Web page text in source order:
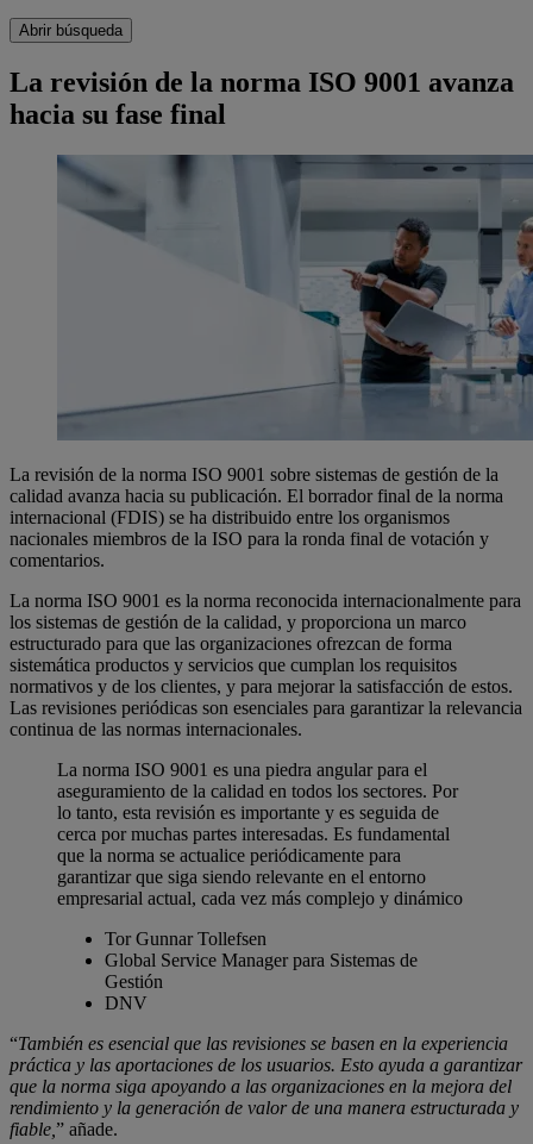
Abrir búsqueda
La revisión de la norma ISO 9001 avanza
hacia su fase final
La revisión de la norma ISO 9001 sobre sistemas de gestión de la
calidad avanza hacia su publicación. El borrador final de la norma
internacional (FDIS) se ha distribuido entre los organismos
nacionales miembros de la ISO para la ronda final de votación y
comentarios.
La norma ISO 9001 es la norma reconocida internacionalmente para
los sistemas de gestión de la calidad, y proporciona un marco
estructurado para que las organizaciones ofrezcan de forma
sistemática productos y servicios que cumplan los requisitos
normativos y de los clientes, y para mejorar la satisfacción de estos.
Las revisiones periódicas son esenciales para garantizar la relevancia
continua de las normas internacionales.
La norma ISO 9001 es una piedra angular para el
aseguramiento de la calidad en todos los sectores. Por
lo tanto, esta revisión es importante y es seguida de
cerca por muchas partes interesadas. Es fundamental
que la norma se actualice periódicamente para
garantizar que siga siendo relevante en el entorno
empresarial actual, cada vez más complejo y dinámico
Tor Gunnar Tollefsen
Global Service Manager para Sistemas de
Gestión
DNV
“También es esencial que las revisiones se basen en la experiencia
práctica y las aportaciones de los usuarios. Esto ayuda a garantizar
que la norma siga apoyando a las organizaciones en la mejora del
rendimiento y la generación de valor de una manera estructurada y
fiable, ” añade.